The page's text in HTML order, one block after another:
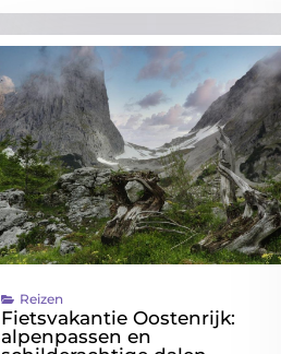
Reizen
Fietsvakantie Oostenrijk:
alpenpassen en